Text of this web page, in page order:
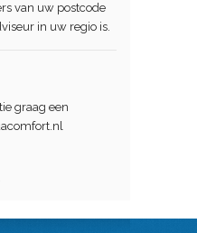
van uw postcode
in uw regio is.
graag een